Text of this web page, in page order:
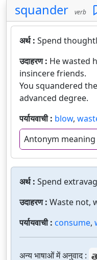
squander verb
अर्थ : Spend
उदाहरण : He wasted
insincere friends.
You squandered
advanced degree.
पर्यायवाची : blow,
Antonym meaning
अर्थ : Spend
उदाहरण : Waste not,
पर्यायवाची : consume,
अन्य भाषाओं में अनुवाद :